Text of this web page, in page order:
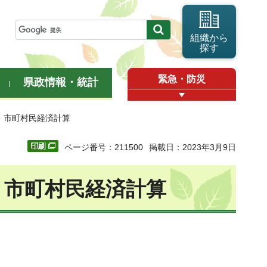
組織から
探す
県政情報・統計 緊急・防災
町村民経済計算
ページ番号：211500 掲載日：2023年3月9日
町村民経済計算